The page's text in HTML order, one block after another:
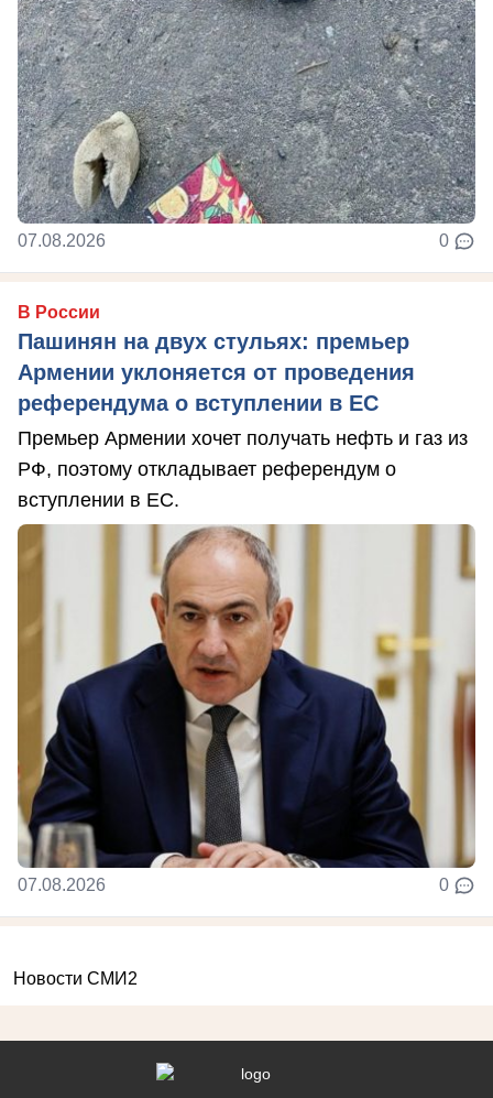
07.08.2026 0
В России
Пашинян на двух стульях: премьер
Армении уклоняется от проведения
референдума о вступлении в ЕС
Премьер Армении хочет получать нефть и газ из
РФ, поэтому откладывает референдум о
вступлении в ЕС.
07.08.2026 0
Новости СМИ2